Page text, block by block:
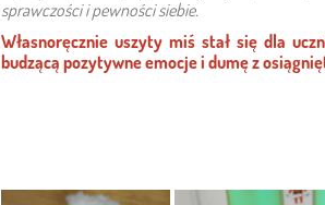
sprawczości i pewności siebie.
Własnoręcznie uszyty miś stał się dla
budzącą pozytywne emocje i dumę z